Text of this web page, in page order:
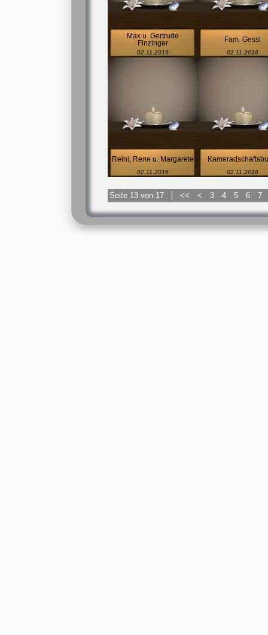
Max u. Gertrude
Finzinger
02.11.2016
Fam. Gessl
02.11.2016
Reini, Rene u. Margarete
02.11.2016 02.11.2016
Seite 13 von 17 << < 3 4 5 6 7